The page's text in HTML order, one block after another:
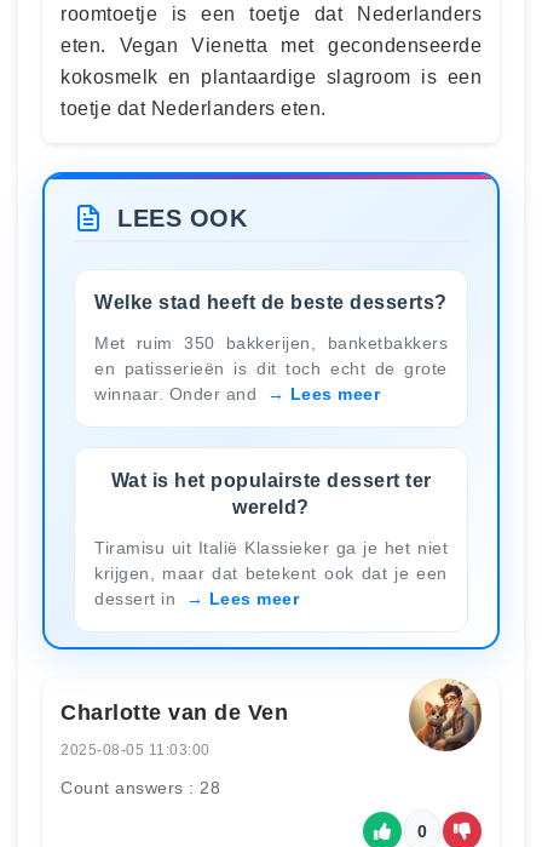
roomtoetje is een toetje dat Nederlanders
eten. Vegan Vienetta met gecondenseerde
kokosmelk en plantaardige slagroom is een
toetje dat Nederlanders eten.
LEES OOK
Welke stad heeft de beste desserts?
Met ruim 350 bakkerijen, banketbakkers
en patisserieën is dit toch echt de grote
winnaar. Onder and
Lees meer
Wat is het populairste dessert ter
wereld?
Tiramisu uit Italië Klassieker ga je het niet
krijgen, maar dat betekent ook dat je een
dessert in
Lees meer
Charlotte van de Ven
2025-08-05 11:03:00
Count answers : 28
0